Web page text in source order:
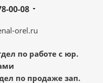
00-08
orel.ru
по работе с юр.
по продаже зап.